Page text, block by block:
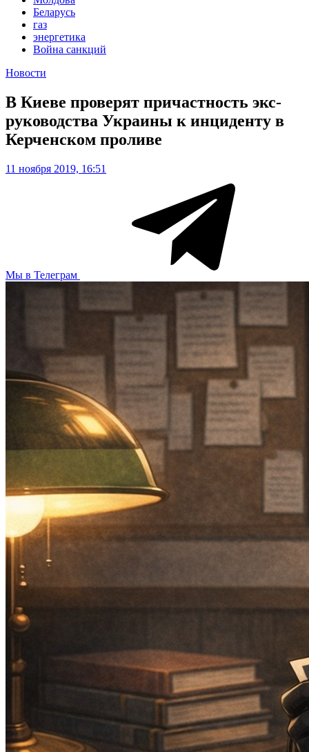
Беларусь
газ
энергетика
Война санкций
Новости
В Киеве проверят причастность экс-
руководства Украины к инциденту в
Керченском проливе
11 ноября 2019, 16:51
Мы в Телеграм